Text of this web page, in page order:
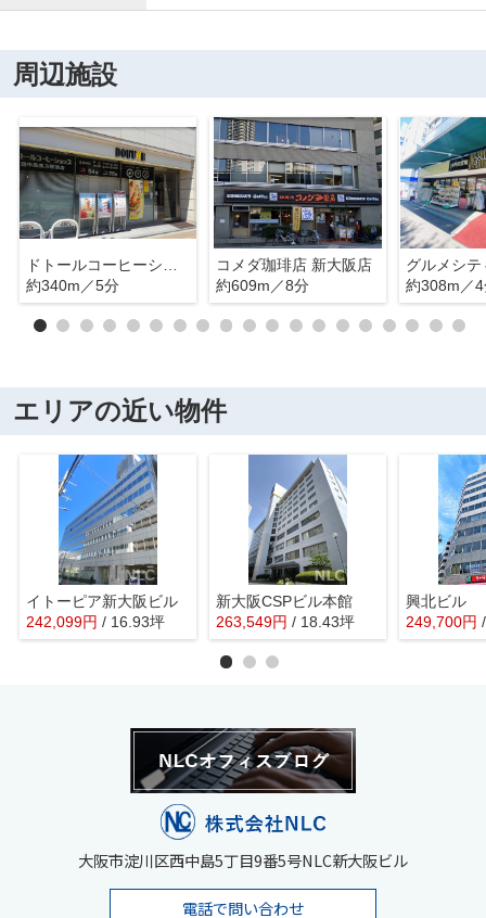
周辺施設
約340m／5分
コメダ珈琲店 新大阪店
約609m／8分
グルメシテ
約308m／
エリアの近い物件
イトーピア新大阪ビル
242,099円 / 16.93坪
新大阪CSPビル本館
263,549円 / 18.43坪
興北ビル
249,700円
大阪市淀川区西中島5丁目9番5号NLC新大阪ビル
電話で問い合わせ